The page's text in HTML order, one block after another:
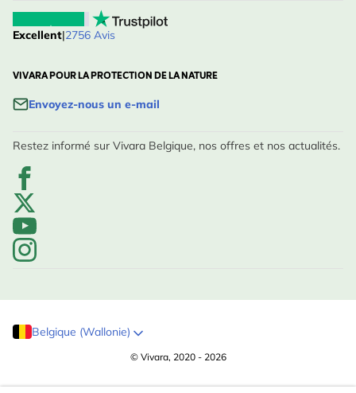
Excellent|2756 Avis
VIVARA POUR LA PROTECTION DE LA NATURE
Envoyez-nous un e-mail
Restez informé sur Vivara Belgique, nos offres et nos actualités.
Belgique (Wallonie)
© Vivara, 2020 - 2026